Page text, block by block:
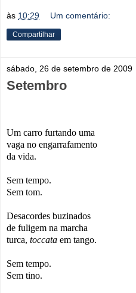
às 10:29 Um comentário:
Compartilhar
sábado, 26 de setembro de 2009
Setembro
Um carro furtando uma
vaga no engarrafamento
da vida.
Sem tempo.
Sem tom.
Desacordes buzinados
de fuligem na marcha
turca, toccata em tango.
Sem tempo.
Sem tino.